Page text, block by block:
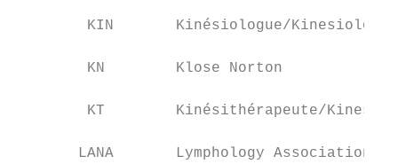
KIN       Kinésiologue/
        KN        Klose Norton
KT        Kinésithérapeute/
LANA       Lymphology Association